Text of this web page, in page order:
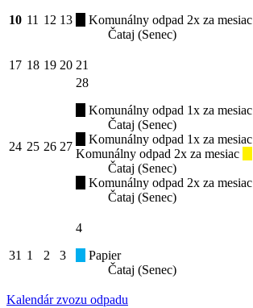
10 11 12 13
Komunálny odpad 2x za mesiac
Čataj (Senec)
17 18 19 20 21
24 25 26 27
28
Komunálny odpad 1x za mesiac
Čataj (Senec)
Komunálny odpad 1x za mesiac
Komunálny odpad 2x za mesiac
Čataj (Senec)
Komunálny odpad 2x za mesiac
Čataj (Senec)
31 1 2 3
4
Papier
Čataj (Senec)
Kalendár zvozu odpadu